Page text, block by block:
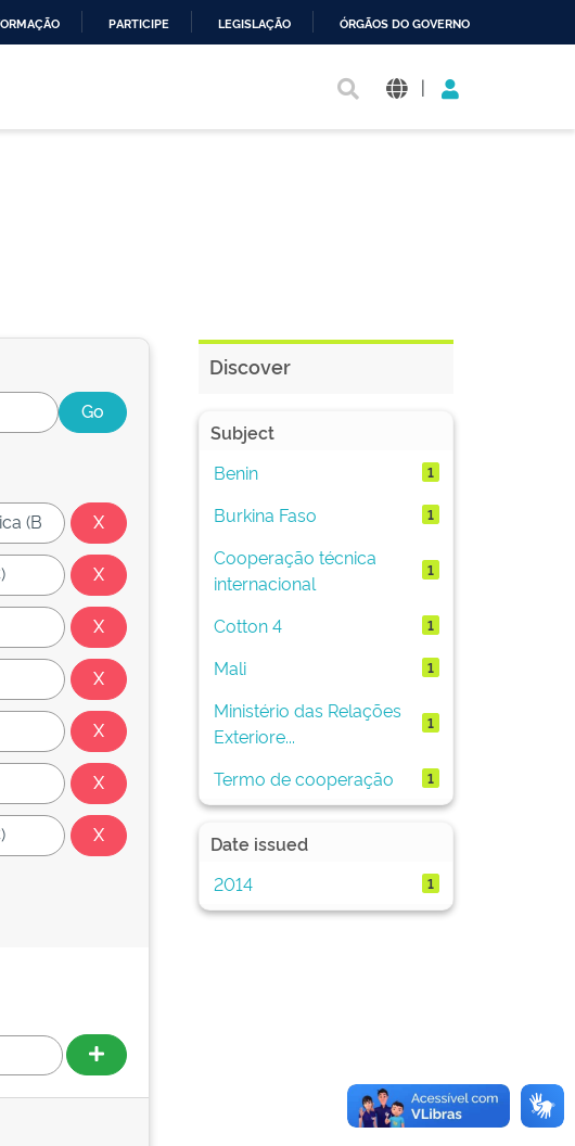
PARTICIPE LEGISLAÇÃO ÓRGÃOS DO GOVERNO
|
Discover
Subject
Benin
1
Burkina Faso 1
Cooperação técnica
internacional
1
Cotton 4 1
Mali 1
Ministério das Relações
Exteriore...
1
Termo de cooperação 1
Date issued
2014
1